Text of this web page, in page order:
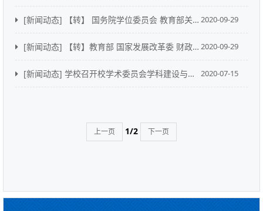
[新闻动态] 【转】 国务院学位委员会 教育部关于进一步严格规范学位与研究生教育质量管理的若干意见 学位〔2020〕19 号 2020-09-29
[新闻动态] 【转】教育部 国家发展改革委 财政部关于加快新时代研究生教育改革发展的意见 教研〔2020〕9号 2020-09-29
[新闻动态] 学校召开校学术委员会学科建设与研究生教育专门委员会扩大会议 2020-07-15
上一页 1/2 下一页